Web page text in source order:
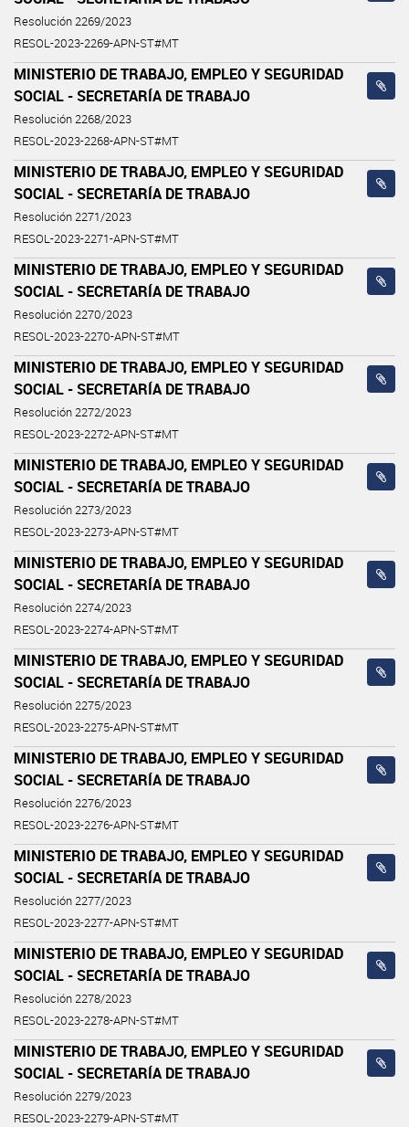
Resolución 2269/2023
RESOL-2023-2269-APN-ST#MT
MINISTERIO DE TRABAJO, EMPLEO Y SEGURIDAD
SOCIAL - SECRETARÍA DE TRABAJO
Resolución 2268/2023
RESOL-2023-2268-APN-ST#MT
MINISTERIO DE TRABAJO, EMPLEO Y SEGURIDAD
SOCIAL - SECRETARÍA DE TRABAJO
Resolución 2271/2023
RESOL-2023-2271-APN-ST#MT
MINISTERIO DE TRABAJO, EMPLEO Y SEGURIDAD
SOCIAL - SECRETARÍA DE TRABAJO
Resolución 2270/2023
RESOL-2023-2270-APN-ST#MT
MINISTERIO DE TRABAJO, EMPLEO Y SEGURIDAD
SOCIAL - SECRETARÍA DE TRABAJO
Resolución 2272/2023
RESOL-2023-2272-APN-ST#MT
MINISTERIO DE TRABAJO, EMPLEO Y SEGURIDAD
SOCIAL - SECRETARÍA DE TRABAJO
Resolución 2273/2023
RESOL-2023-2273-APN-ST#MT
MINISTERIO DE TRABAJO, EMPLEO Y SEGURIDAD
SOCIAL - SECRETARÍA DE TRABAJO
Resolución 2274/2023
RESOL-2023-2274-APN-ST#MT
MINISTERIO DE TRABAJO, EMPLEO Y SEGURIDAD
SOCIAL - SECRETARÍA DE TRABAJO
Resolución 2275/2023
RESOL-2023-2275-APN-ST#MT
MINISTERIO DE TRABAJO, EMPLEO Y SEGURIDAD
SOCIAL - SECRETARÍA DE TRABAJO
Resolución 2276/2023
RESOL-2023-2276-APN-ST#MT
MINISTERIO DE TRABAJO, EMPLEO Y SEGURIDAD
SOCIAL - SECRETARÍA DE TRABAJO
Resolución 2277/2023
RESOL-2023-2277-APN-ST#MT
MINISTERIO DE TRABAJO, EMPLEO Y SEGURIDAD
SOCIAL - SECRETARÍA DE TRABAJO
Resolución 2278/2023
RESOL-2023-2278-APN-ST#MT
MINISTERIO DE TRABAJO, EMPLEO Y SEGURIDAD
SOCIAL - SECRETARÍA DE TRABAJO
Resolución 2279/2023
RESOL-2023-2279-APN-ST#MT